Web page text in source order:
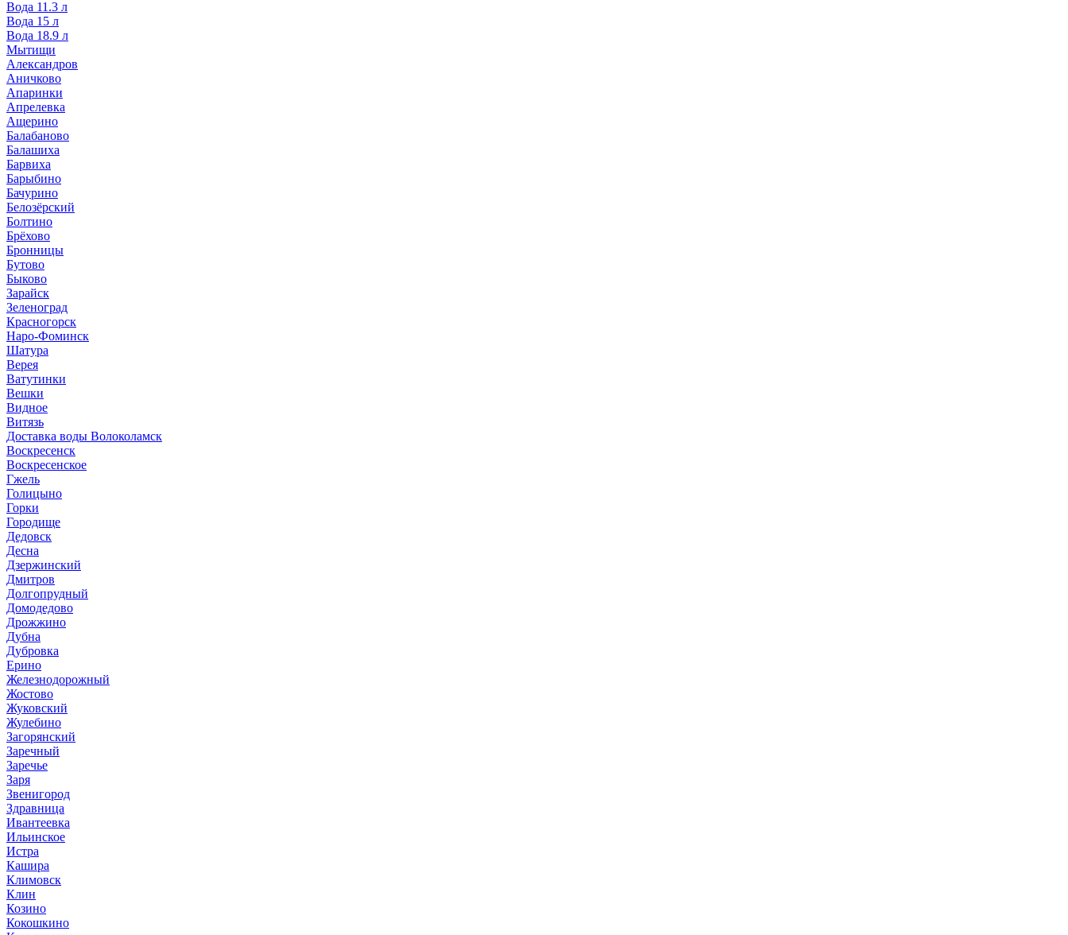
Вода 11.3 л
Вода 15 л
Вода 18.9 л
Мытищи
Александров
Аничково
Апаринки
Апрелевка
Ащерино
Балабаново
Балашиха
Барвиха
Барыбино
Бачурино
Белозёрский
Болтино
Брёхово
Бронницы
Бутово
Быково
Зарайск
Зеленоград
Красногорск
Наро-Фоминск
Шатура
Верея
Ватутинки
Вешки
Видное
Витязь
Доставка воды Волоколамск
Воскресенск
Воскресенское
Гжель
Голицыно
Горки
Городище
Дедовск
Десна
Дзержинский
Дмитров
Долгопрудный
Домодедово
Дрожжино
Дубна
Дубровка
Ерино
Железнодорожный
Жостово
Жуковский
Жулебино
Загорянский
Заречный
Заречье
Заря
Звенигород
Здравница
Ивантеевка
Ильинское
Истра
Кашира
Климовск
Клин
Козино
Кокошкино